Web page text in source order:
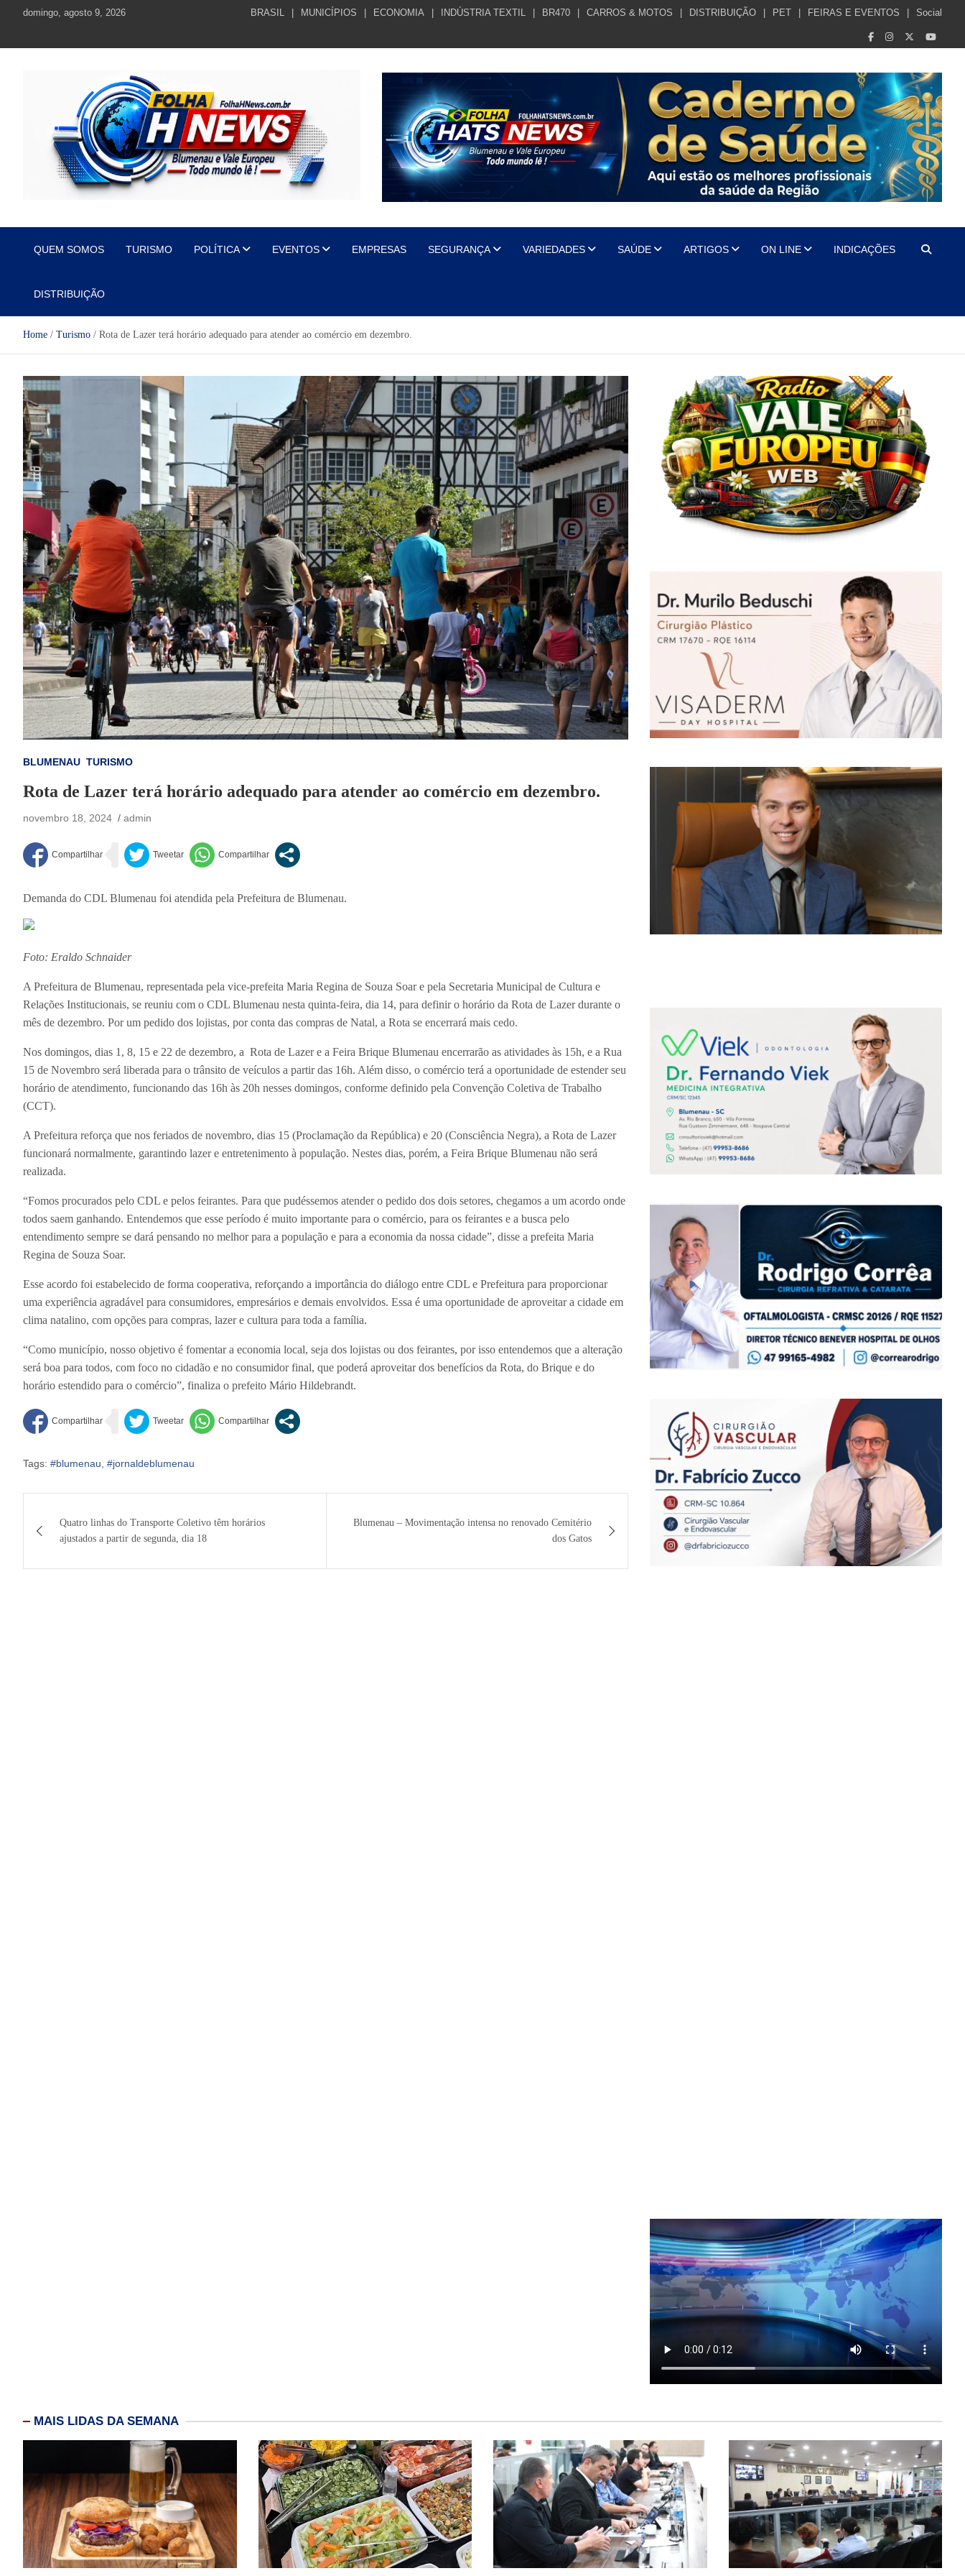
domingo, agosto 9, 2026 BRASIL MUNICÍPIOS ECONOMIA INDÚSTRIA TEXTIL BR470 CARROS & MOTOS DISTRIBUIÇÃO PET FEIRAS E EVENTOS Social
QUEM SOMOS TURISMO POLÍTICA EVENTOS EMPRESAS SEGURANÇA VARIEDADES SAÚDE ARTIGOS ON LINE INDICAÇÕES
DISTRIBUIÇÃO
Home Turismo Rota de Lazer terá horário adequado para atender ao comércio em dezembro.
BLUMENAU TURISMO
Rota de Lazer terá horário adequado para atender ao comércio em dezembro.
novembro 18, 2024 admin
Demanda do CDL Blumenau foi atendida pela Prefeitura de Blumenau.
Foto: Eraldo Schnaider
A Prefeitura de Blumenau, representada pela vice-prefeita Maria Regina de Souza Soar e pela Secretaria Municipal de Cultura e
Relações Institucionais, se reuniu com o CDL Blumenau nesta quinta-feira, dia 14, para definir o horário da Rota de Lazer durante o
mês de dezembro. Por um pedido dos lojistas, por conta das compras de Natal, a Rota se encerrará mais cedo.
Nos domingos, dias 1, 8, 15 e 22 de dezembro, a Rota de Lazer e a Feira Brique Blumenau encerrarão as atividades às 15h, e a Rua
15 de Novembro será liberada para o trânsito de veículos a partir das 16h. Além disso, o comércio terá a oportunidade de estender seu
horário de atendimento, funcionando das 16h às 20h nesses domingos, conforme definido pela Convenção Coletiva de Trabalho
(CCT).
A Prefeitura reforça que nos feriados de novembro, dias 15 (Proclamação da República) e 20 (Consciência Negra), a Rota de Lazer
funcionará normalmente, garantindo lazer e entretenimento à população. Nestes dias, porém, a Feira Brique Blumenau não será
realizada.
“Fomos procurados pelo CDL e pelos feirantes. Para que pudéssemos atender o pedido dos dois setores, chegamos a um acordo onde
todos saem ganhando. Entendemos que esse período é muito importante para o comércio, para os feirantes e a busca pelo
entendimento sempre se dará pensando no melhor para a população e para a economia da nossa cidade”, disse a prefeita Maria
Regina de Souza Soar.
Esse acordo foi estabelecido de forma cooperativa, reforçando a importância do diálogo entre CDL e Prefeitura para proporcionar
uma experiência agradável para consumidores, empresários e demais envolvidos. Essa é uma oportunidade de aproveitar a cidade em
clima natalino, com opções para compras, lazer e cultura para toda a família.
“Como município, nosso objetivo é fomentar a economia local, seja dos lojistas ou dos feirantes, por isso entendemos que a alteração
será boa para todos, com foco no cidadão e no consumidor final, que poderá aproveitar dos benefícios da Rota, do Brique e do
horário estendido para o comércio”, finaliza o prefeito Mário Hildebrandt.
Tags: #blumenau #jornaldeblumenau
de
Post
Quatro linhas do Transporte Coletivo têm horários
ajustados a partir de segunda, dia 18
Blumenau – Movimentação intensa no renovado Cemitério
dos Gatos
MAIS LIDAS DA SEMANA